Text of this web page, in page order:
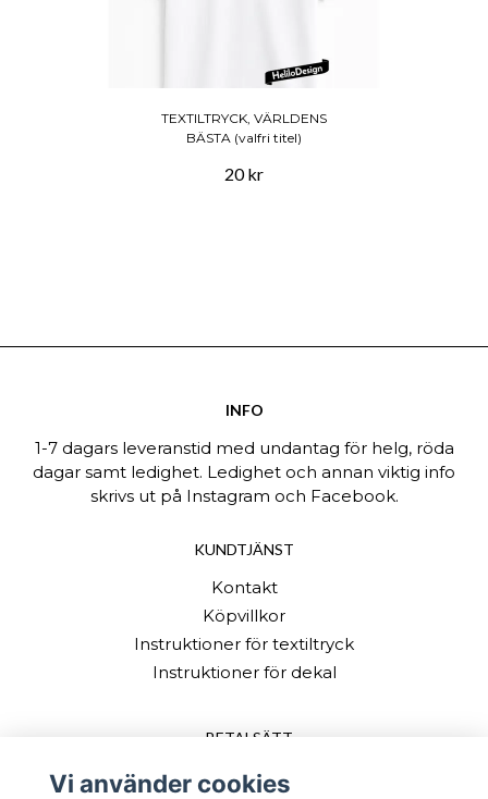
TEXTILTRYCK, VÄRLDENS
BÄSTA (valfri titel)
20 kr
INFO
1-7 dagars leveranstid med undantag för helg, röda
dagar samt ledighet. Ledighet och annan viktig info
skrivs ut på Instagram och Facebook.
KUNDTJÄNST
Kontakt
Köpvillkor
Instruktioner för textiltryck
Instruktioner för dekal
BETALSÄTT
Vi använder cookies